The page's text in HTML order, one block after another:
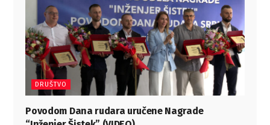
DRUŠTVO
Povodom Dana rudara uručene Nagrade